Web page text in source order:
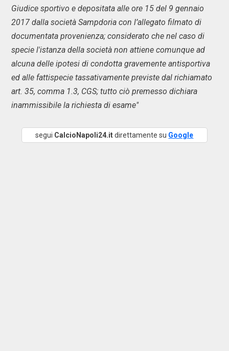
Giudice sportivo e depositata alle ore 15 del 9 gennaio
2017 dalla società Sampdoria con l’allegato filmato di
documentata provenienza; considerato che nel caso di
specie l'istanza della società non attiene comunque ad
alcuna delle ipotesi di condotta gravemente antisportiva
ed alle fattispecie tassativamente previste dal richiamato
art. 35, comma 1.3, CGS; tutto ciò premesso dichiara
inammissibile la richiesta di esame"
segui CalcioNapoli24.itdirettamente su Google